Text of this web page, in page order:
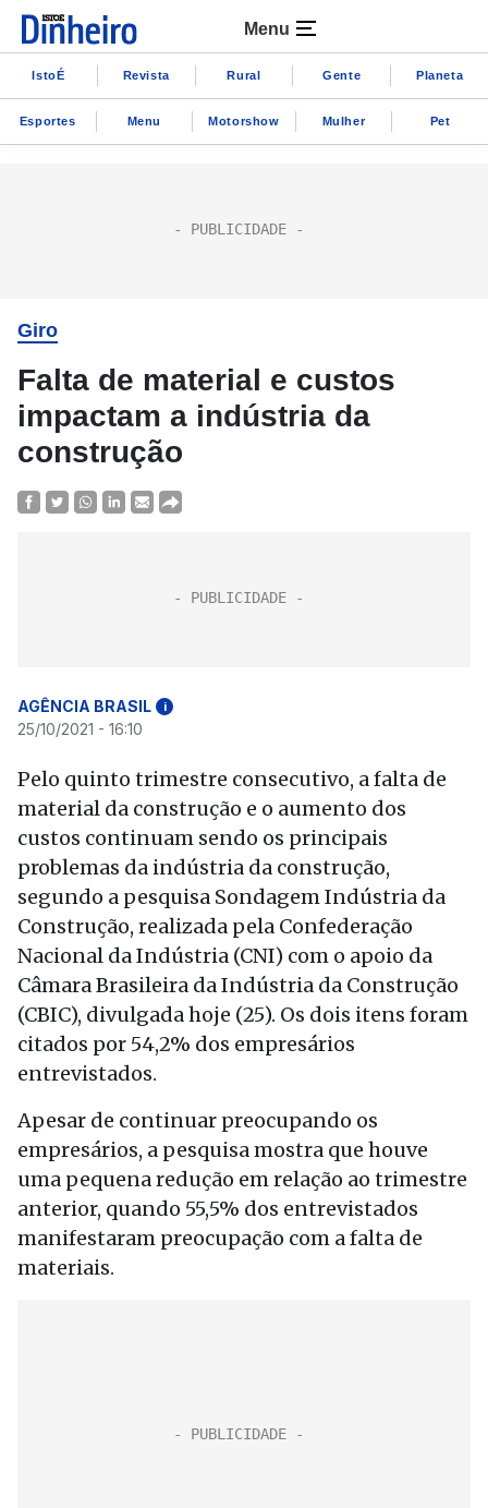
Menu
IstoÉ Revista Rural Gente Planeta
Esportes Menu Motorshow Mulher Pet
Giro
Falta de material e custos
impactam a indústria da
construção
AGÊNCIA BRASIL i
25/10/2021 - 16:10
Pelo quinto trimestre consecutivo, a falta de
material da construção e o aumento dos
custos continuam sendo os principais
problemas da indústria da construção,
segundo a pesquisa Sondagem Indústria da
Construção, realizada pela Confederação
Nacional da Indústria (CNI) com o apoio da
Câmara Brasileira da Indústria da Construção
(CBIC), divulgada hoje (25). Os dois itens foram
citados por 54,2% dos empresários
entrevistados.
Apesar de continuar preocupando os
empresários, a pesquisa mostra que houve
uma pequena redução em relação ao trimestre
anterior, quando 55,5% dos entrevistados
manifestaram preocupação com a falta de
materiais.